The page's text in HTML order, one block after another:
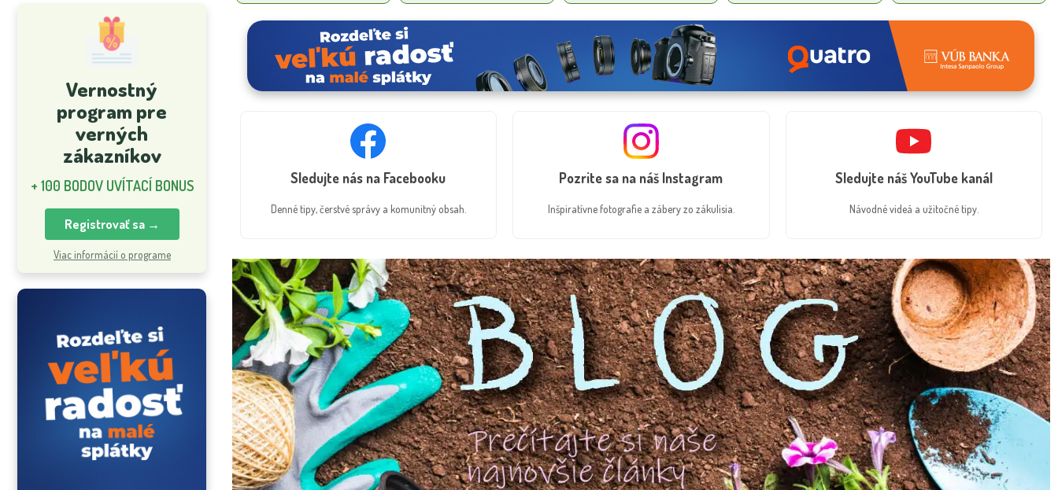
Vernostný
program pre
verných
zákazníkov
+ 100 BODOV UVÍTACÍ BONUS
Registrovať sa →
Viac informácií o programe
Sledujte nás na Facebooku
Denné tipy, čerstvé správy a komunitný obsah.
Pozrite sa na náš Instagram
Inšpiratívne fotografie a zábery zo zákulisia.
Sledujte náš YouTube kanál
Návodné videá a užitočné tipy.